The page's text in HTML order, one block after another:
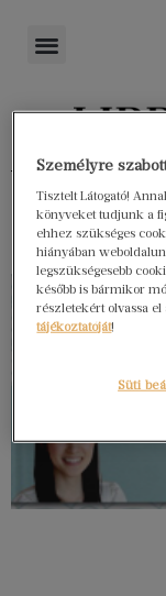
Személyre
Tisztelt Látogató!
könyveket tudjunk a
ehhez szükséges
hiányában
legszükségesebb
később is bármikor
részletekért olvassa el
tájékoztatóját!
Süti